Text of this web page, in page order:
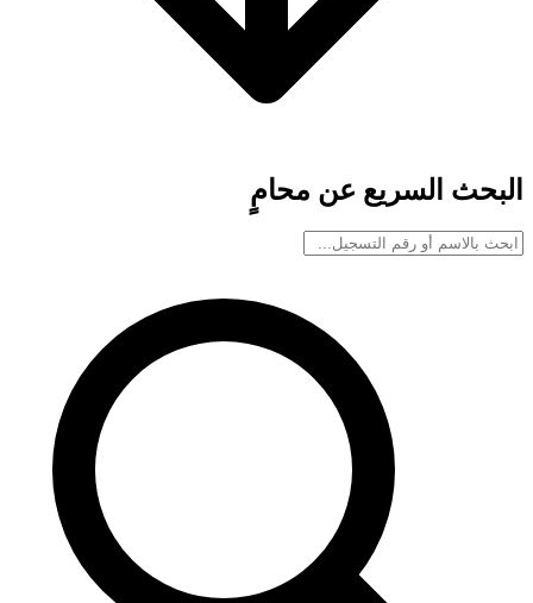
البحث السريع عن محامٍ